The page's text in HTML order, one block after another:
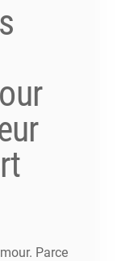
Parce